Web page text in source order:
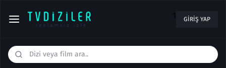
1 GIRIŞ YAP